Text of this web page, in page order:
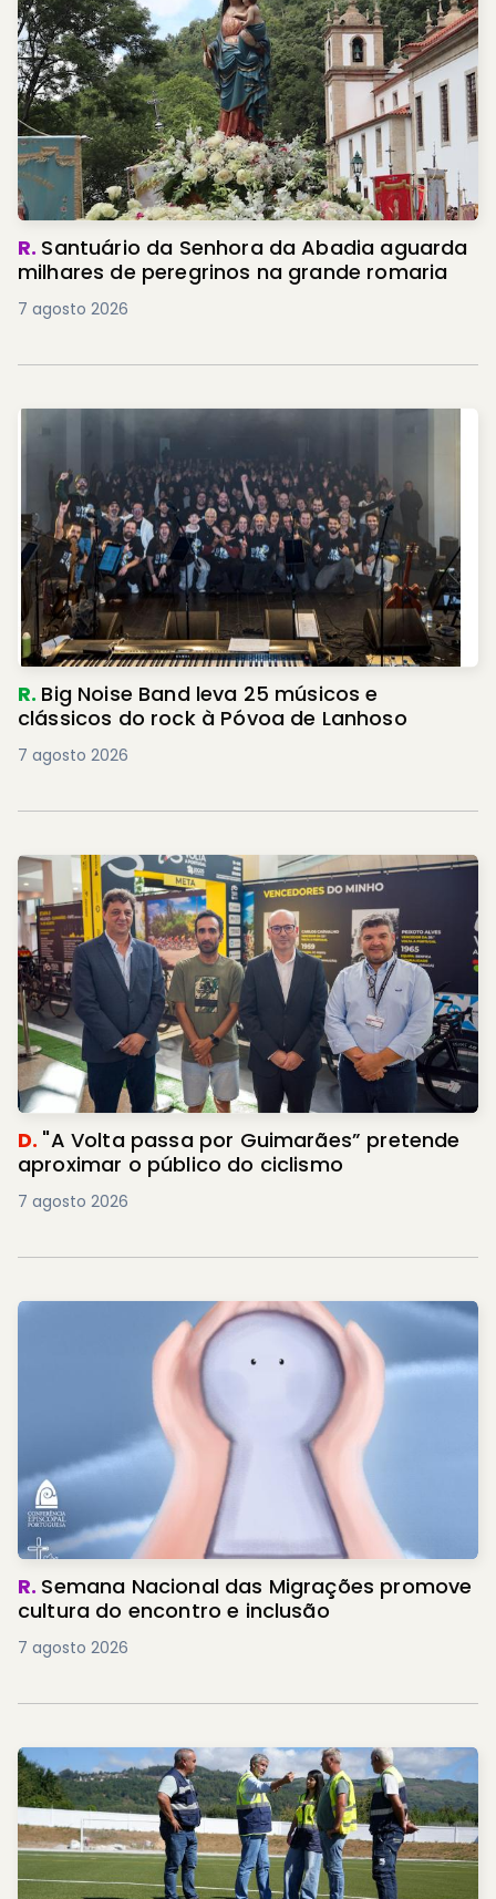
R. Santuário da Senhora da Abadia aguarda
milhares de peregrinos na grande romaria
7 agosto 2026
R. Big Noise Band leva 25 músicos e
clássicos do rock à Póvoa de Lanhoso
7 agosto 2026
D. "A Volta passa por Guimarães” pretende
aproximar o público do ciclismo
7 agosto 2026
R. Semana Nacional das Migrações promove
cultura do encontro e inclusão
7 agosto 2026